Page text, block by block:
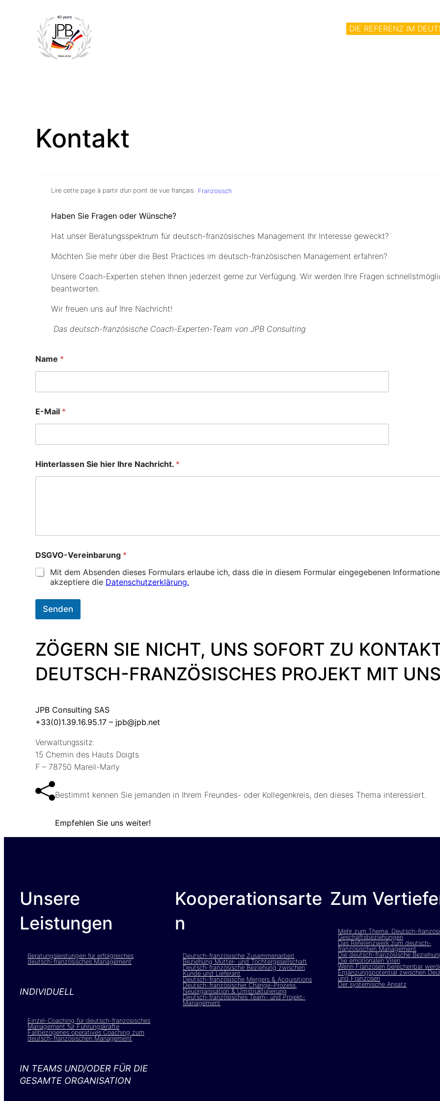
DIE REFERENZ IM
Kontakt
Lire cette page à partir d’un point de vue français: Französisch
Haben Sie Fragen oder Wünsche?
Hat unser Beratungsspektrum für deutsch-französisches Management Ihr Interesse geweckt?
Möchten Sie mehr über die Best Practices im deutsch-französischen Management erfahren?
Unsere Coach-Experten stehen Ihnen jederzeit gerne zur Verfügung. Wir werden Ihre Fragen
beantworten.
Wir freuen uns auf Ihre Nachricht!
Das deutsch-französische Coach-Experten-Team von JPB Consulting
Name *
E-Mail *
Hinterlassen Sie hier Ihre Nachricht. *
DSGVO-Vereinbarung *
Mit dem Absenden dieses Formulars erlaube ich, dass die in diesem Formular eingegebenen
akzeptiere die Datenschutzerklärung.
Senden
ZÖGERN SIE NICHT, UNS SOFORT ZU
DEUTSCH-FRANZÖSISCHES PROJEKT MIT
JPB Consulting SAS
+33(0)1.39.16.95.17 – jpb@jpb.net
Verwaltungssitz:
15 Chemin des Hauts Doigts
F – 78750 Mareil-Marly
Bestimmt kennen Sie jemanden in Ihrem Freundes- oder Kollegenkreis, den dieses Thema interessiert.
Empfehlen Sie uns weiter!
Unsere
Leistungen
Beratungsleistungen für erfolgreiches
deutsch-französisches Management
INDIVIDUELL
Einzel-Coaching für deutsch-französisches
Management für Führungskräfte
Fallbezogenes operatives Coaching zum
deutsch-französischen Management
IN TEAMS UND/ODER FÜR DIE
GESAMTE ORGANISATION
Kooperationsarte
n
Deutsch-französische Zusammenarbeit
Beziehung Mutter- und Tochtergesellschaft
Deutsch-französische Beziehung zwischen
Kunde und Lieferant
Deutsch-französische Mergers & Acquisitions
Deutsch-französischer Change-Prozess,
Neuorganisation & Umstrukturierung
Deutsch-französisches Team- und Projekt-
Management
Zum
Mehr zum Thema: Deutsch-
Geschäftsbeziehungen
Das Referenzwerk zum deutsch-
französischen Management
Die deutsch-französische
Die emotionalen Viren
Wenn Franzosen berechenbar
Ergänzungspotential zwischen
und Franzosen
Der systemische Ansatz